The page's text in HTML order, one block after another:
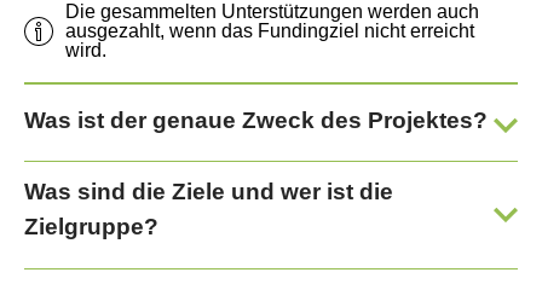
Die gesammelten Unterstützungen werden auch
ausgezahlt, wenn das Fundingziel nicht erreicht
wird.
Was ist der genaue Zweck des Projektes?
Was sind die Ziele und wer ist die
Zielgruppe?